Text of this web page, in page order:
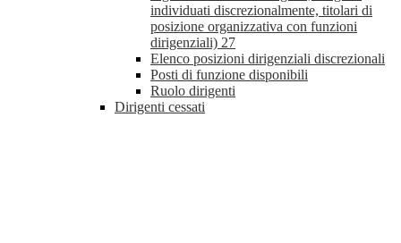
individuati discrezionalmente, titolari di
posizione organizzativa con funzioni
dirigenziali) 27
Elenco posizioni dirigenziali discrezionali
Posti di funzione disponibili
Ruolo dirigenti
Dirigenti cessati